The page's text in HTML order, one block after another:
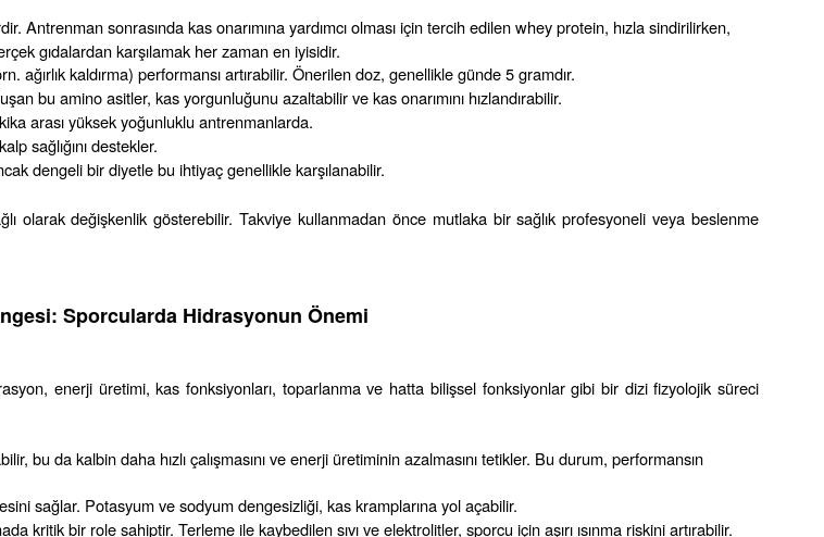
Antrenman sonrasında kas onarımına yardımcı olması için tercih edilen whey protein, hızla sindirilirken,
gıdalardan karşılamak her zaman en iyisidir.
kaldırma) performansı artırabilir. Önerilen doz, genellikle günde 5 gramdır.
bu amino asitler, kas yorgunluğunu azaltabilir ve kas onarımını hızlandırabilir.
arası yüksek yoğunluklu antrenmanlarda.
sağlığını destekler.
dengeli bir diyetle bu ihtiyaç genellikle karşılanabilir.
olarak değişkenlik gösterebilir. Takviye kullanmadan önce mutlaka bir sağlık profesyoneli veya beslenme
Sporcularda Hidrasyonun Önemi
enerji üretimi, kas fonksiyonları, toparlanma ve hatta bilişsel fonksiyonlar gibi bir dizi fizyolojik süreci
bu da kalbin daha hızlı çalışmasını ve enerji üretiminin azalmasını tetikler. Bu durum, performansın
sağlar. Potasyum ve sodyum dengesizliği, kas kramplarına yol açabilir.
kritik bir role sahiptir. Terleme ile kaybedilen sıvı ve elektrolitler, sporcu için aşırı ısınma riskini artırabilir.